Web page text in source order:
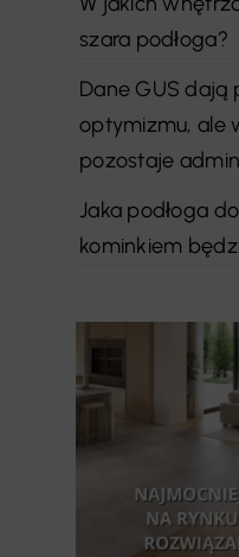
szara podłoga?
Dane GUS
optymizmu, ale
pozostaje
Jaka podłoga
kominkiem